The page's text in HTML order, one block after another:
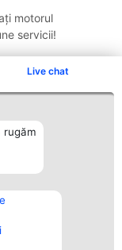
Live chat
rugăm
motorul
servicii!
Contact